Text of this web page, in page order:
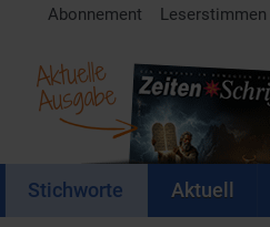
Abonnement Leserstimmen
Aktuelle
Ausgabe
Stichworte Aktuell